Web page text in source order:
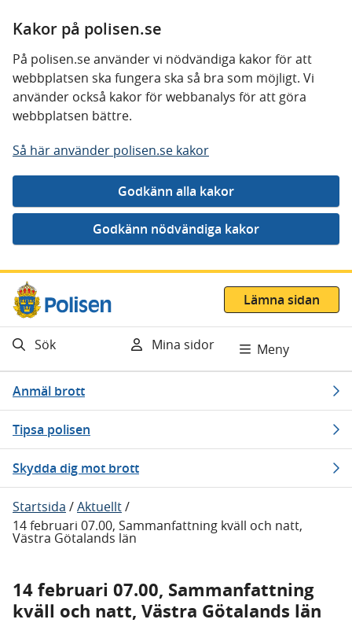
Kakor på polisen.se
På polisen.se använder vi nödvändiga kakor för att
webbplatsen ska fungera ska så bra som möjligt. Vi
använder också kakor för webbanalys för att göra
webbplatsen bättre.
Så här använder polisen.se kakor
Gå direkt till innehåll
Lämna sidan
Sök Mina sidor Meny
Anmäl brott
Tipsa polisen
Skydda dig mot brott
Startsida /Aktuellt/
14 februari 07.00, Sammanfattning kväll och natt,
Västra Götalands län
14 februari 07.00, Sammanfattning
kväll och natt, Västra Götalands län